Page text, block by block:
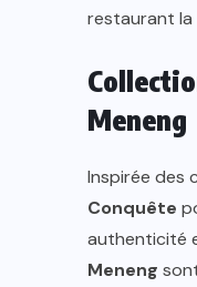
restaurant la
Meneng
Inspirée des
Conquête
authenticité
Meneng